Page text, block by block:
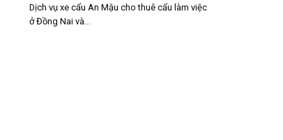
Dịch vụ xe cẩu An Mậu cho thuê cẩu làm việc
ở Đồng Nai và...